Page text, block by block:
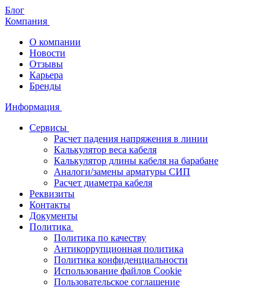
Блог
Компания
О компании
Новости
Отзывы
Карьера
Бренды
Информация
Сервисы
Расчет падения напряжения в линии
Калькулятор веса кабеля
Калькулятор длины кабеля на барабане
Аналоги/замены арматуры СИП
Расчет диаметра кабеля
Реквизиты
Контакты
Документы
Политика
Политика по качеству
Антикоррупционная политика
Политика конфиденциальности
Использование файлов Cookie
Пользовательское соглашение